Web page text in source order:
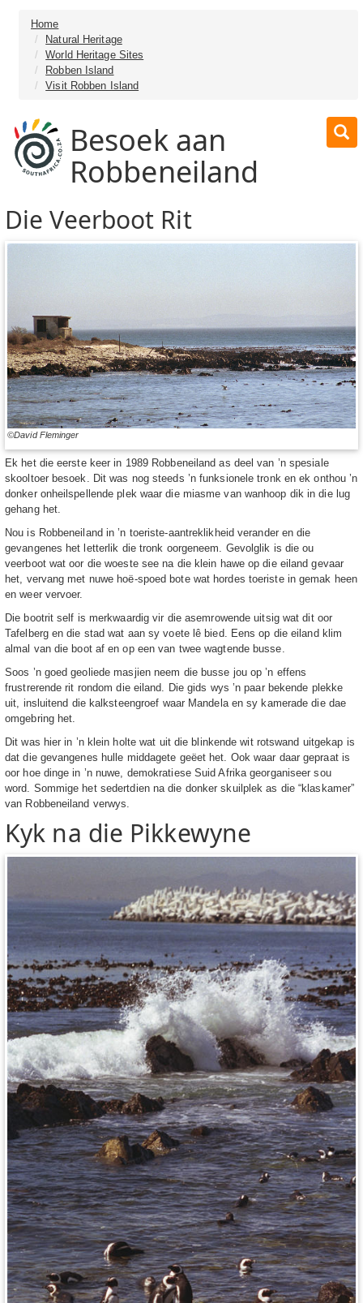
Home
Natural Heritage
World Heritage Sites
Robben Island
Visit Robben Island
Besoek aan
Robbeneiland
Die Veerboot Rit
©David Fleminger
Ek het die eerste keer in 1989 Robbeneiland as deel van ’n spesiale
skooltoer besoek. Dit was nog steeds ’n funksionele tronk en ek onthou ’n
donker onheilspellende plek waar die miasme van wanhoop dik in die lug
gehang het.
Nou is Robbeneiland in ’n toeriste-aantreklikheid verander en die
gevangenes het letterlik die tronk oorgeneem. Gevolglik is die ou
veerboot wat oor die woeste see na die klein hawe op die eiland gevaar
het, vervang met nuwe hoë-spoed bote wat hordes toeriste in gemak heen
en weer vervoer.
Die bootrit self is merkwaardig vir die asemrowende uitsig wat dit oor
Tafelberg en die stad wat aan sy voete lê bied. Eens op die eiland klim
almal van die boot af en op een van twee wagtende busse.
Soos ’n goed geoliede masjien neem die busse jou op ’n effens
frustrerende rit rondom die eiland. Die gids wys ’n paar bekende plekke
uit, insluitend die kalksteengroef waar Mandela en sy kamerade die dae
omgebring het.
Dit was hier in ’n klein holte wat uit die blinkende wit rotswand uitgekap is
dat die gevangenes hulle middagete geëet het. Ook waar daar gepraat is
oor hoe dinge in ’n nuwe, demokratiese Suid Afrika georganiseer sou
word. Sommige het sedertdien na die donker skuilplek as die “klaskamer”
van Robbeneiland verwys.
Kyk na die Pikkewyne